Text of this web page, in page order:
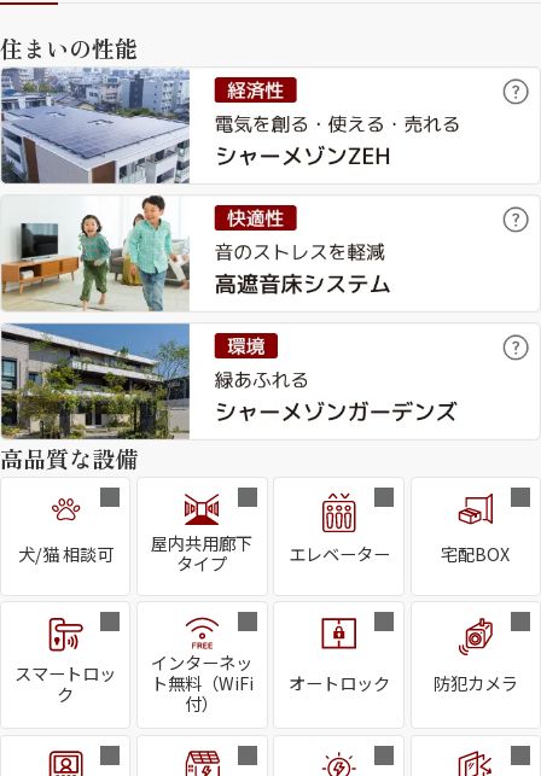
住まいの性能
高品質な設備
犬/猫 相談可
屋内共用廊下
タイプ
エレベーター 宅配BOX
スマートロッ
ク
インターネッ
ト無料（WiFi
付）
オートロック 防犯カメラ